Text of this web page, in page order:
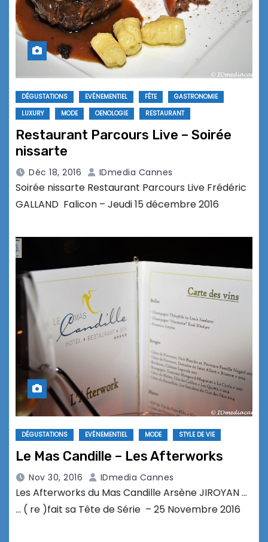
DÉGUSTATIONS EVÉNEMENTIEL FÊTE
GASTRONOMIE
LUXURY
MODE OENOLOGIE RESTAURANT
Restaurant Parcours Live – Soirée
nissarte
Déc 18, 2016 IDmedia Cannes
Soirée nissarte Restaurant Parcours Live Frédéric
GALLAND Falicon – Jeudi 15 décembre 2016
DÉGUSTATIONS EVÉNEMENTIEL MODE STYLE DE VIE
Le Mas Candille – Les Afterworks
Nov 30, 2016 IDmedia Cannes
Les Afterworks du Mas Candille Arsène JIROYAN …
… ( re )fait sa Tête de Série – 25 Novembre 2016